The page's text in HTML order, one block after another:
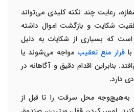
رعایت چند نکته کلیدی می‌تواند
شکایت و بازگشت اموال داشته
که بسیاری از شکایات به دلیل
باقرار منع تعقیب مواجه می‌شوند یا
بنابراین اقدام دقیق و آگاهانه در
دارد.
به‌هیچ‌وجه محل سرقت را تا قبل از